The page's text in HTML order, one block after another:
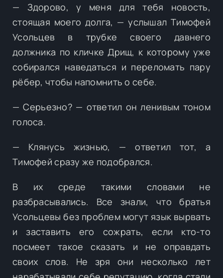
— Здорово, у меня для тебя новость,
стоящая моего долга, — услышал Тимофей
Усольцев в трубке своего давнего
должника по кличке Дрищ, к которому уже
собирался наведаться и переломать пару
рёбер, чтобы напомнить о себе.
— Серьезно? — ответил он ленивым тоном
голоса.
— Клянусь жизнью, — ответил тот, а
Тимофей сразу же подобрался.
В их среде такими словами не
разбрасывались. Все знали, что братья
Усольцевы без проблем могут язык вырвать
и заставить его сожрать, если кто-то
посмеет такое сказать и не оправдать
своих слов. Не зря они несколько лет